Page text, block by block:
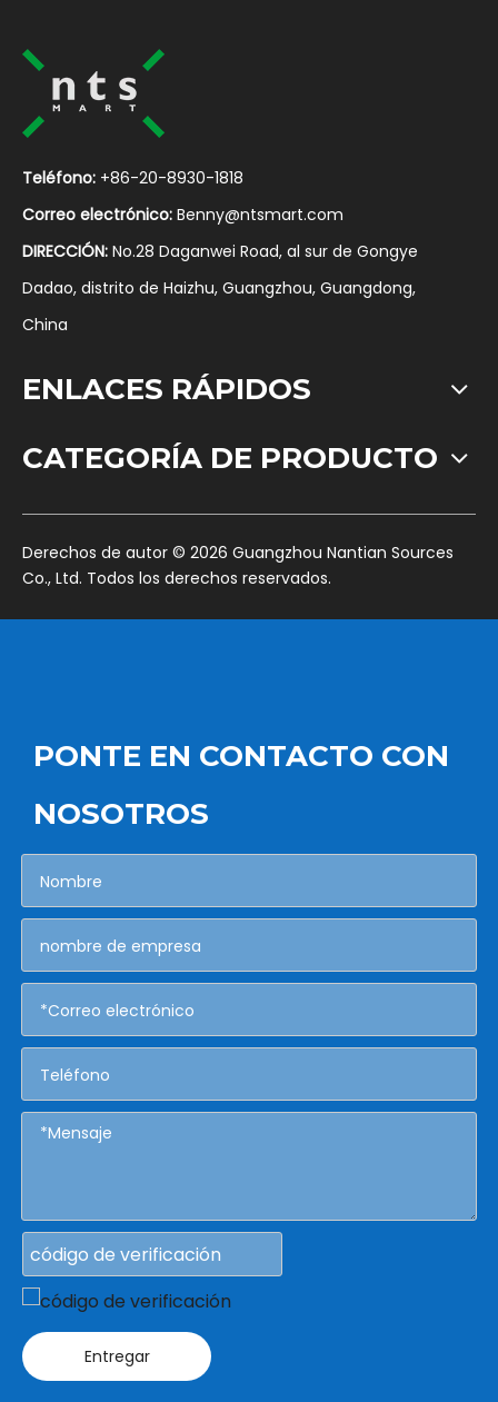
Teléfono: +86-20-8930-1818
Correo electrónico: Benny@ntsmart.com
DIRECCIÓN: No.28 Daganwei Road, al sur de Gongye
Dadao, distrito de Haizhu, Guangzhou, Guangdong,
China
ENLACES RÁPIDOS
CATEGORÍA DE PRODUCTO
​Derechos de autor © 2026 Guangzhou Nantian Sources
Co., Ltd. Todos los derechos reservados.
PONTE EN CONTACTO CON
NOSOTROS
Entregar